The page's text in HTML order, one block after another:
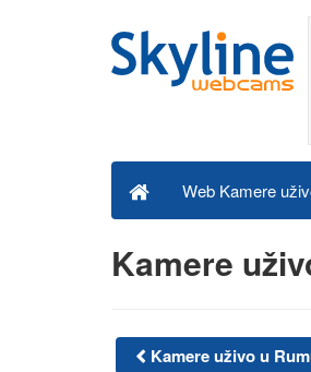
Web Kamere
Kamere
Kamere uživo u